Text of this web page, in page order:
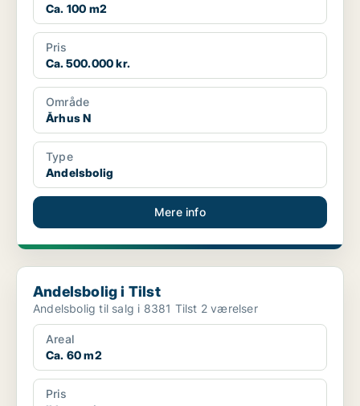
Ca. 100 m2
Pris
Ca. 500.000 kr.
Område
Århus N
Type
Andelsbolig
Mere info
Andelsbolig i Tilst
Andelsbolig i Tilst
Andelsbolig til salg i 8381 Tilst 2 værelser
Areal
Ca. 60 m2
Pris